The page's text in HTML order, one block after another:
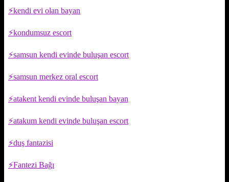
kendi evi olan bayan
kondumsuz escort
samsun kendi evinde buluşan escort
samsun merkez oral escort
atakent kendi evinde buluşan bayan
atakum kendi evinde buluşan escort
duş fantazisi
Fantezi Bağı